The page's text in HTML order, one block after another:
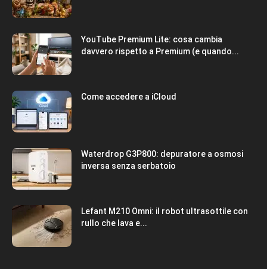
YouTube Premium Lite: cosa cambia
davvero rispetto a Premium (e quando...
Come accedere a iCloud
Waterdrop G3P800: depuratore a osmosi
inversa senza serbatoio
Lefant M210 Omni: il robot ultrasottile con
rullo che lava e...